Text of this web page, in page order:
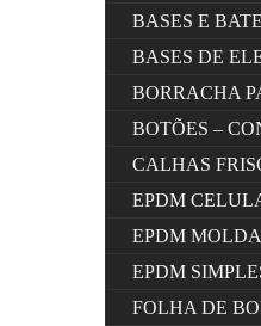
BASES E
BASES DE
BORRACHA
BOTÕES –
CALHAS
EPDM
EPDM
EPDM
FOLHA DE